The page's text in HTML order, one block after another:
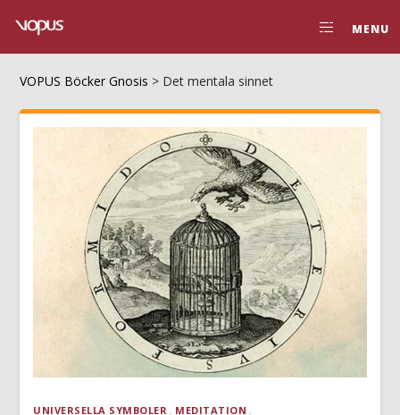
MENU
VOPUS Böcker Gnosis > Det mentala sinnet
UNIVERSELLA SYMBOLER
MEDITATION